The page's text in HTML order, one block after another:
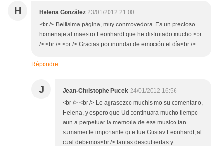
H Helena González 23/01/2012 21:00
<br /> Bellísima página, muy conmovedora. Es un precioso
homenaje al maestro Leonhardt que he disfrutado mucho.<br
/> <br /> <br /> Gracias por inundar de emoción el día<br />
Répondre
J Jean-Christophe Pucek 24/01/2012 16:56
<br /> <br /> Le agrasezco muchisimo su comentario,
Helena, y espero que Ud continuara mucho tiempo
aun a perpetuar la memoria de ese musico tan
sumamente importante que fue Gustav Leonhardt, al
cual debemos<br /> tantas descubiertas y